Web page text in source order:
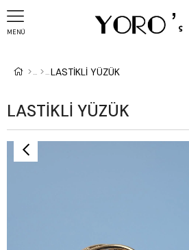
MENÜ
LASTİKLİ YÜZÜK
LASTİKLİ YÜZÜK